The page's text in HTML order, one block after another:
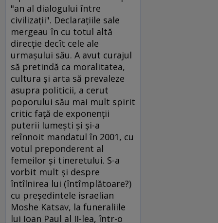
"an al dialogului între
civilizaţii". Declaraţiile sale
mergeau în cu totul altă
direcţie decît cele ale
urmaşului său. A avut curajul
să pretindă ca moralitatea,
cultura şi arta să prevaleze
asupra politicii, a cerut
poporului său mai mult spirit
critic faţă de exponenţii
puterii lumeşti şi şi-a
reînnoit mandatul în 2001, cu
votul preponderent al
femeilor şi tineretului. S-a
vorbit mult şi despre
întîlnirea lui (întîmplătoare?)
cu preşedintele israelian
Moshe Katsav, la funeraliile
lui Ioan Paul al II-lea, într-o